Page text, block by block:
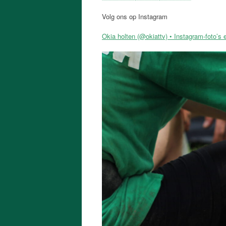
Volg ons op Instagram
Okia holten (@okiattv) • Instagram-foto’s